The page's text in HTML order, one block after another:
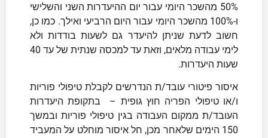
50% מהשכר היומי עבור יום ההיעדרות השני והשלישי
ו-100% מהשכר היומי עבור היום הרביעי ואילך. כמו כן,
חשוב לדעת שניתן להיעדר גם לשעות בודדות ולא
לימי עבודה מלאים, וזאת עד למכסה שנתית של עד 40
שעות היעדרות.
איסור פיטורי עובד/ת הנדרשים לקבלת טיפולי פוריות
ו/או טיפולי הפריה חוץ גופית – בתקופת היעדרות
העובד/ת ממקום העבודה בגין טיפולי פוריות ובמשך
150 הימים שלאחר מכן, חל איסור מוחלט על המעביד